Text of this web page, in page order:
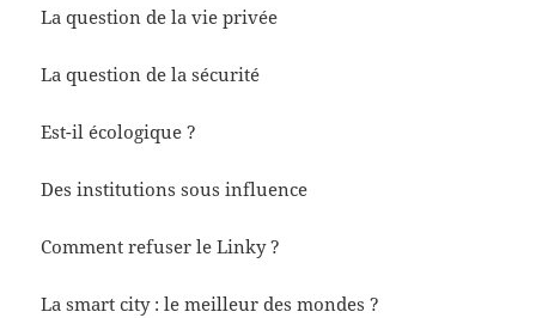
La question de la vie privée
La question de la sécurité
Est-il écologique ?
Des institutions sous influence
Comment refuser le Linky ?
La smart city : le meilleur des mondes ?